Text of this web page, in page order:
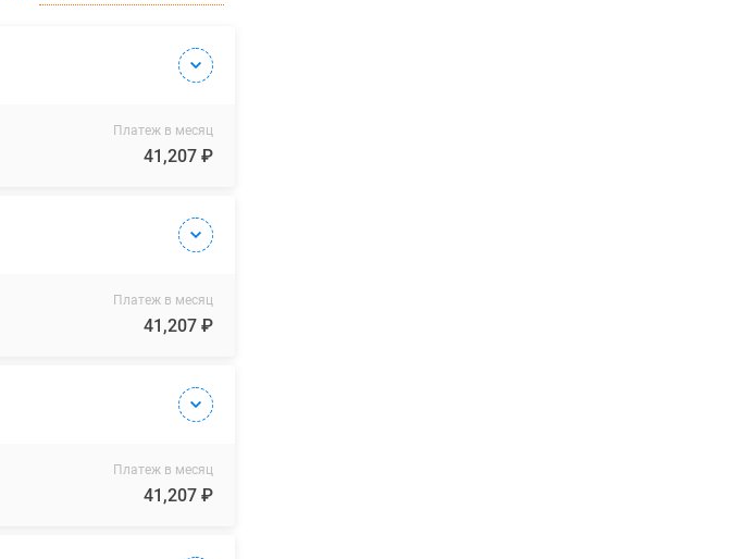
Платеж в месяц
41,207 ₽
Платеж в месяц
41,207 ₽
Платеж в месяц
41,207 ₽